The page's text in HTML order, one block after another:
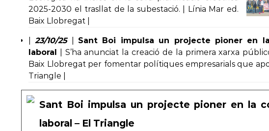
2025-2030 el trasllat de la subestació. | Línia Mar ed.
Baix Llobregat |
|23/10/25| Sant Boi impulsa un projecte pioner en
laboral
| S’ha anunciat la creació de la primera xarxa
Baix Llobregat per fomentar polítiques empresarials que
Triangle |
Sant Boi impulsa un projecte pioner en la
laboral – El Triangle